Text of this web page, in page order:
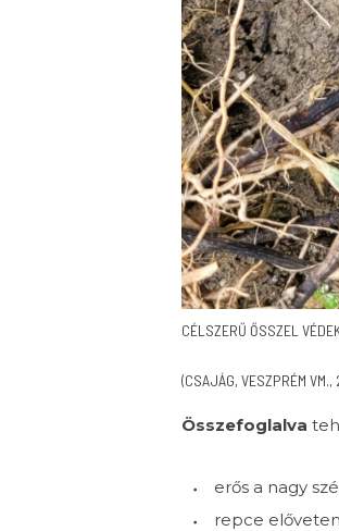
CÉLSZERŰ ŐSSZEL
(CSAJÁG, VESZPRÉM VM.,
Összefoglalva
erős a nagy
repce